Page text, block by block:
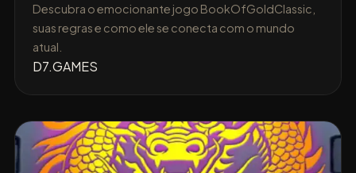
Descubra o emocionante jogo BookOfGoldClassic,
suas regras e como ele se conecta com o mundo
atual.
D7.GAMES